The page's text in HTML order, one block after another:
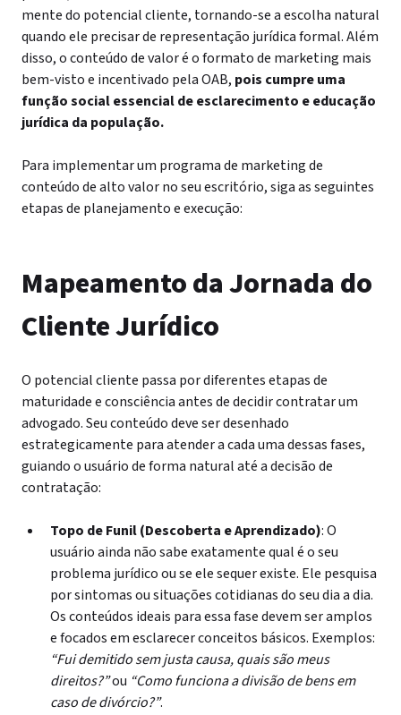
mente do potencial cliente, tornando-se a escolha natural
quando ele precisar de representação jurídica formal. Além
disso, o conteúdo de valor é o formato de marketing mais
bem-visto e incentivado pela OAB, pois cumpre uma
função social essencial de esclarecimento e educação
jurídica da população.
Para implementar um programa de marketing de
conteúdo de alto valor no seu escritório, siga as seguintes
etapas de planejamento e execução:
Mapeamento da Jornada do
Cliente Jurídico
O potencial cliente passa por diferentes etapas de
maturidade e consciência antes de decidir contratar um
advogado. Seu conteúdo deve ser desenhado
estrategicamente para atender a cada uma dessas fases,
guiando o usuário de forma natural até a decisão de
contratação:
Topo de Funil (Descoberta e Aprendizado): O
usuário ainda não sabe exatamente qual é o seu
problema jurídico ou se ele sequer existe. Ele pesquisa
por sintomas ou situações cotidianas do seu dia a dia.
Os conteúdos ideais para essa fase devem ser amplos
e focados em esclarecer conceitos básicos. Exemplos:
“Fui demitido sem justa causa, quais são meus
direitos?”ou “Como funciona a divisão de bens em
caso de divórcio?”.